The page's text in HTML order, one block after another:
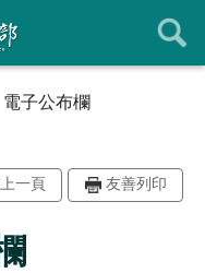
電子公布欄
一頁 友善列印